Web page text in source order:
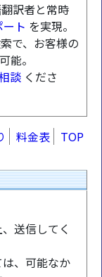
訳者と常時
ト を実現。
で、お客様の
能。
談 くださ
料金表 TOP
送信してく
、可能なか